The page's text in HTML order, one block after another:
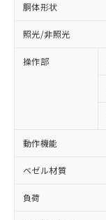
胴体形状
照光/非照光
操作部
動作機能
ベゼル材質
負荷